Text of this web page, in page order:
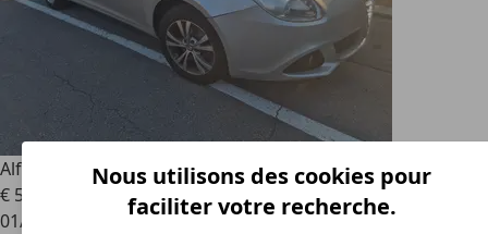
Alfa Romeo GiuliettaGiulietta 1.4 TB 16V Multiair
€ 5.500
01/2011
Nous utilisons des cookies pour
faciliter votre recherche.